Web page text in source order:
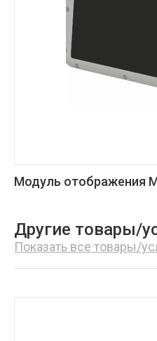
Модуль отображения
Другие товары/
Показать все товары/